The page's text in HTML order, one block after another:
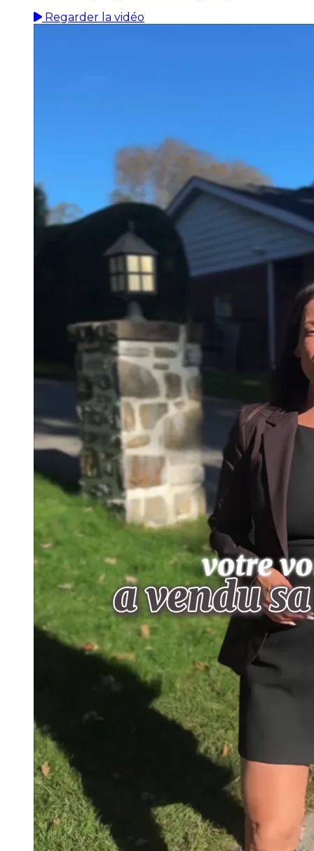
Regarder la vidéo